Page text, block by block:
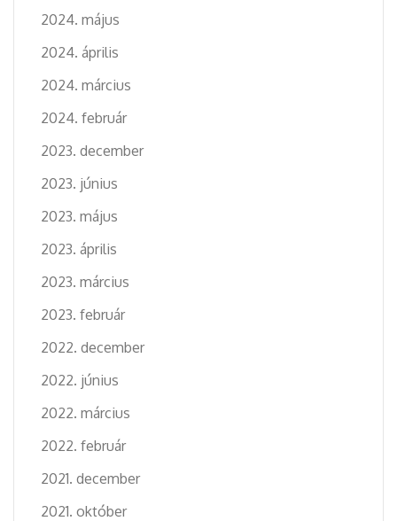
2024. május
2024. április
2024. március
2024. február
2023. december
2023. június
2023. május
2023. április
2023. március
2023. február
2022. december
2022. június
2022. március
2022. február
2021. december
2021. október